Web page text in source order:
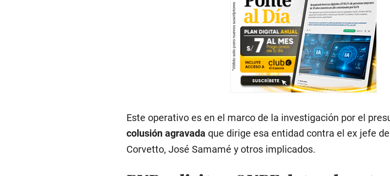
Este operativo es en el marco de la investigación por el
colusión agravada que dirige esa entidad contra el ex jefe
Corvetto, José Samamé y otros implicados.